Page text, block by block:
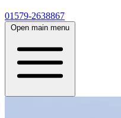
01579-2638867
Open main menu